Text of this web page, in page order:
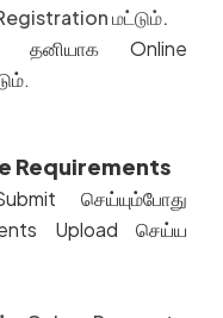
மட்டும்.
தனியாகOnline
.
Requirements
செய்யும்போது
Upload செய்ய